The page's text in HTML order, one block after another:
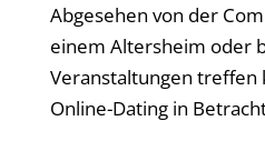
Abgesehen von der
einem Altersheim oder
Veranstaltungen treffen
Online-Dating in